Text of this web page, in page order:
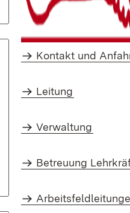
Kontakt und
Leitung
Verwaltung
Betreuung